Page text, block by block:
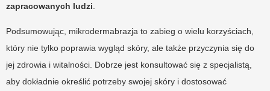
zapracowanych ludzi
Podsumowując, mikrodermabrazja to zabieg o wielu korzyściach,
który nie tylko poprawia wygląd skóry, ale także przyczynia się do
jej zdrowia i witalności. Dobrze jest konsultować się z specjalistą,
aby dokładnie określić potrzeby swojej skóry i dostosować